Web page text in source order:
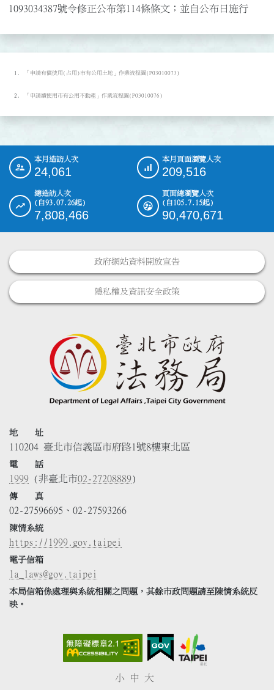
1093034387號令修正公布第114條條文；並自公布日施行
「申請有償使用(占用)市有公用土地」作業流程圖(P03010073)
「申請續使用市有公用不動產」作業流程圖(P03010076)
::: 本月造訪人次
24,061
本月頁面瀏覽人次
209,516
總造訪人次
(自93.07.26起)
7,808,466
頁面總瀏覽人次
(自105.7.15起)
90,470,671
政府網站資料開放宣告
隱私權及資訊安全政策
地 址
110204 臺北市信義區市府路1號8樓東北區
電 話
1999 (非臺北市02-27208889)
傳 真
02-27596695、02-27593266
陳情系統
https://1999.gov.taipei
電子信箱
la_laws@gov.taipei
本局信箱係處理與系統相關之問題，其餘市政問題請至陳情系統反
映。
小 中 大